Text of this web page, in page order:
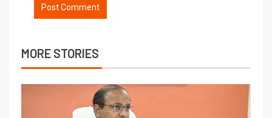
MORE STORIES